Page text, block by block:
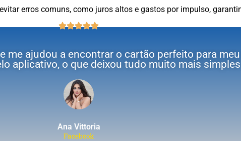
erros comuns, como juros altos e gastos por impulso,
me ajudou a encontrar o cartão perfeito para
aplicativo, o que deixou tudo muito mais
Ana Vittoria
Facebook